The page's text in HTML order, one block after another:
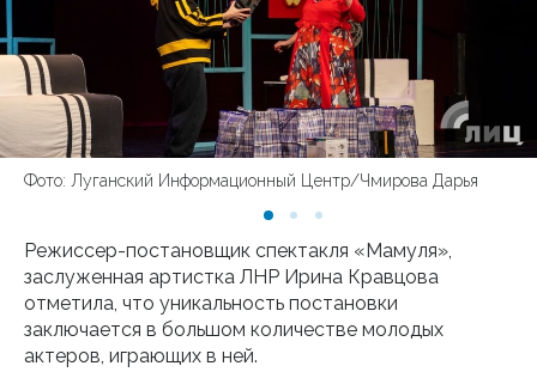
Фото: Луганский Информационный Центр/Чмирова Дарья
Режиссер-постановщик спектакля «Мамуля»,
заслуженная артистка ЛНР Ирина Кравцова
отметила, что уникальность постановки
заключается в большом количестве молодых
актеров, играющих в ней.